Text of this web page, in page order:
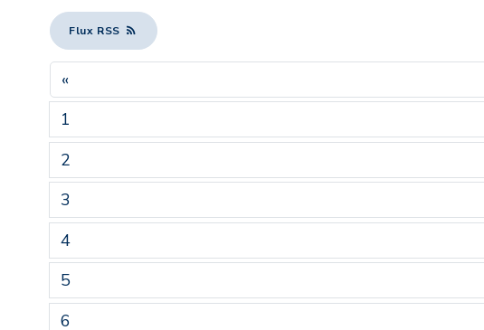
Flux RSS
«
1
2
3
4
5
6